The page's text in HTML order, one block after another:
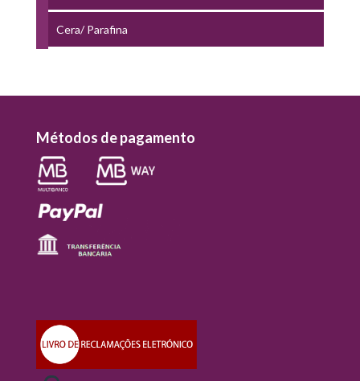
Cera/ Parafina
Métodos de pagamento